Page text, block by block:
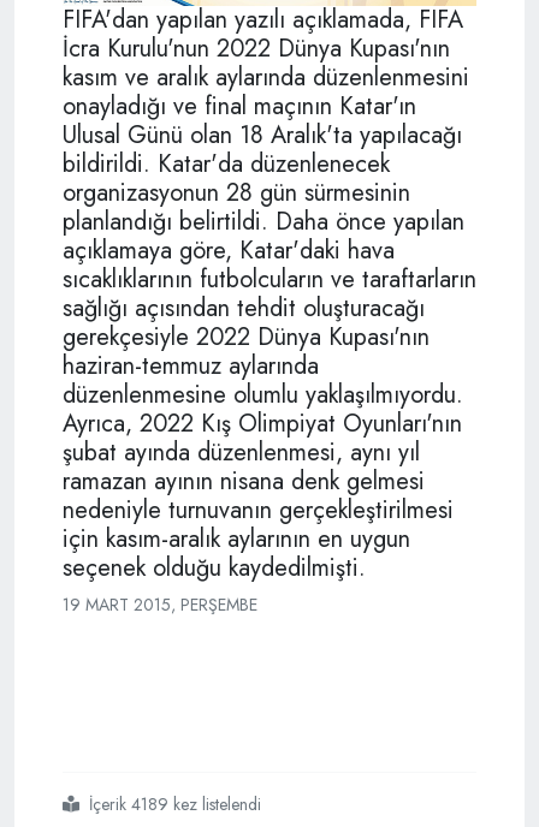
FIFA'dan yapılan yazılı açıklamada, FIFA
İcra Kurulu'nun 2022 Dünya Kupası'nın
kasım ve aralık aylarında düzenlenmesini
onayladığı ve final maçının Katar'ın
Ulusal Günü olan 18 Aralık'ta yapılacağı
bildirildi. Katar'da düzenlenecek
organizasyonun 28 gün sürmesinin
planlandığı belirtildi. Daha önce yapılan
açıklamaya göre, Katar'daki hava
sıcaklıklarının futbolcuların ve taraftarların
sağlığı açısından tehdit oluşturacağı
gerekçesiyle 2022 Dünya Kupası'nın
haziran-temmuz aylarında
düzenlenmesine olumlu yaklaşılmıyordu.
Ayrıca, 2022 Kış Olimpiyat Oyunları'nın
şubat ayında düzenlenmesi, aynı yıl
ramazan ayının nisana denk gelmesi
nedeniyle turnuvanın gerçekleştirilmesi
için kasım-aralık aylarının en uygun
seçenek olduğu kaydedilmişti.
19 MART 2015, PERŞEMBE
#dünya
#kupası
#tarihinde
#bir
#ilk İçerik 4189 kez listelendi